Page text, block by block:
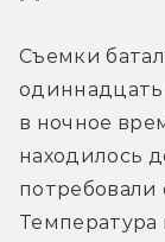
Съемки
одиннадцать
в ночное
находилось
потребовали
Температура